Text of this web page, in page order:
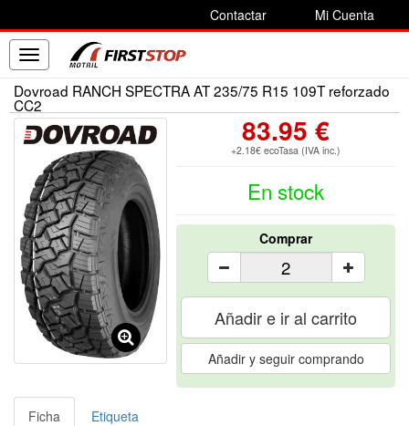
Contactar Mi Cuenta
Toggle
navigation
Dovroad RANCH SPECTRA AT 235/75 R15 109T reforzado
CC2
83.95 €
+2.18€ ecoTasa (IVA inc.)
En stock
Comprar
Añadir e ir al carrito
Añadir y seguir comprando
Ficha
Etiqueta